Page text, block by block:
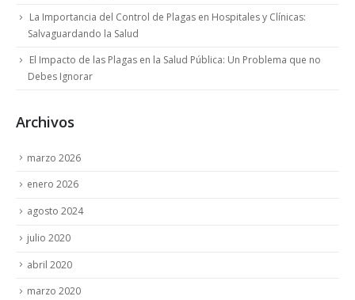
La Importancia del Control de Plagas en Hospitales y Clínicas:
Salvaguardando la Salud
El Impacto de las Plagas en la Salud Pública: Un Problema que no
Debes Ignorar
Archivos
marzo 2026
enero 2026
agosto 2024
julio 2020
abril 2020
marzo 2020